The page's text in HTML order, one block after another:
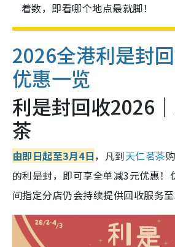
着数，即看哪个地点最就脚！
2026全港利是封
优惠一览
利是封回收2026
茶
由即日起至3月4日，凡到天仁茗茶
的利是封，即可享全单减3元优惠！
间指定分店仍会持续提供回收服务至